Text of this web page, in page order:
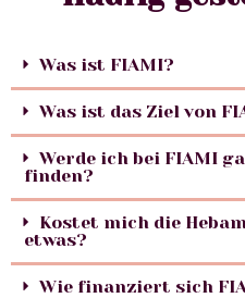
Was ist FIAMI?
Was ist das Ziel von
Werde ich bei FIAMI
finden?
Kostet mich die
etwas?
Wie finanziert sich